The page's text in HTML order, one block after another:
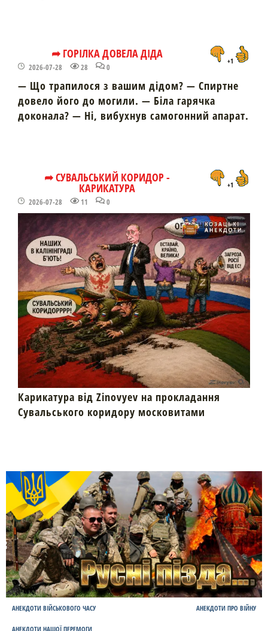
➦ ГОРІЛКА ДОВЕЛА ДІДА
2026-07-28 28 0
+1
— Що трапилося з вашим дідом? — Спиртне
довело його до могили. — Біла гарячка
доконала? — Ні, вибухнув самогонний апарат.
➦ СУВАЛЬСЬКИЙ КОРИДОР -
КАРИКАТУРА
2026-07-28 11 0
+1
Карикатура від Zinovyev на прокладання
Сувальського коридору московитами
АНЕКДОТИ ВІЙСЬКОВОГО ЧАСУ АНЕКДОТИ ПРО ВІЙНУ
АНЕКДОТИ НАШОЇ ПЕРЕМОГИ